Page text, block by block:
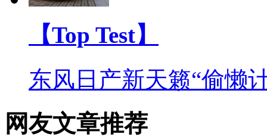
【Top Test】
东风日产新天籁“偷懒
网友文章推荐